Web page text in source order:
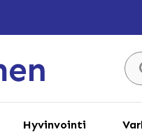
Hyvinvointi